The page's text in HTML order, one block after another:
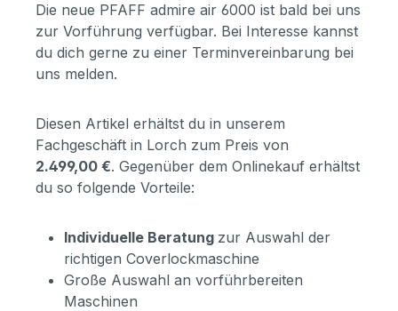
Die neue PFAFF admire air 6000 ist bald bei uns
zur Vorführung verfügbar. Bei Interesse kannst
du dich gerne zu einer Terminvereinbarung bei
uns melden.
Diesen Artikel erhältst du in unserem
Fachgeschäft in Lorch zum Preis von
2.499,00 €. Gegenüber dem Onlinekauf erhältst
du so folgende Vorteile:
Individuelle Beratung zur Auswahl der
richtigen Coverlockmaschine
Große Auswahl an vorführbereiten
Maschinen